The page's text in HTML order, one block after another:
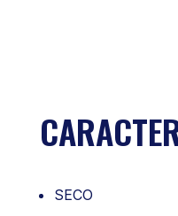
SECO